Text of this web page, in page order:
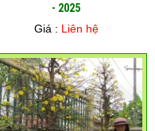
- 2025
Giá : Liên hệ